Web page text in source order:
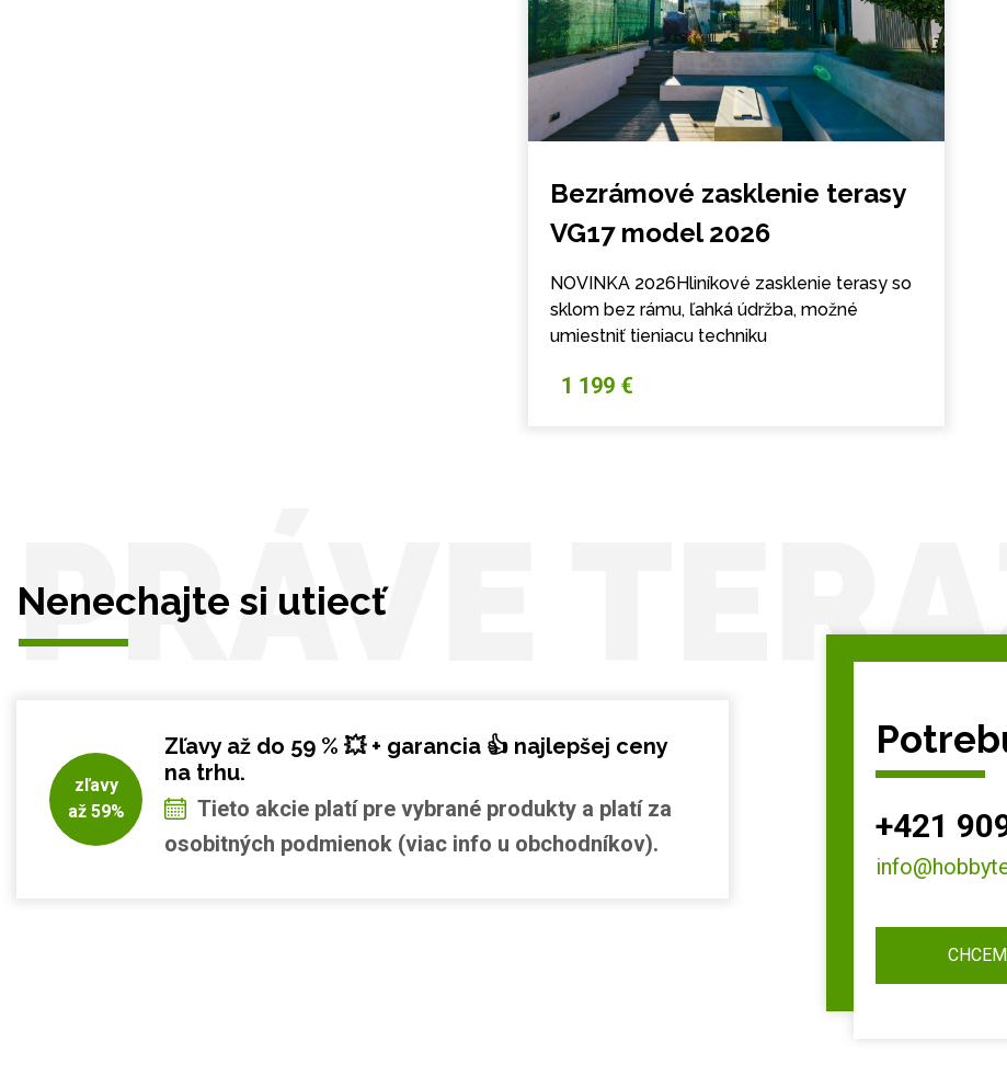
Bezrámové zasklenie terasy
VG17 model 2026
NOVINKA 2026Hliníkové zasklenie terasy so
sklom bez rámu, ľahká údržba, možné
umiestniť tieniacu techniku
1 199 €
PRÁVE
Nenechajte si utiecť
zľavy
až 59%
Zľavy až do 59 % 💥 + garancia 👍 najlepšej ceny
na trhu.
Tieto akcie platí pre vybrané produkty a platí za
osobitných podmienok (viac info u obchodníkov).
+421